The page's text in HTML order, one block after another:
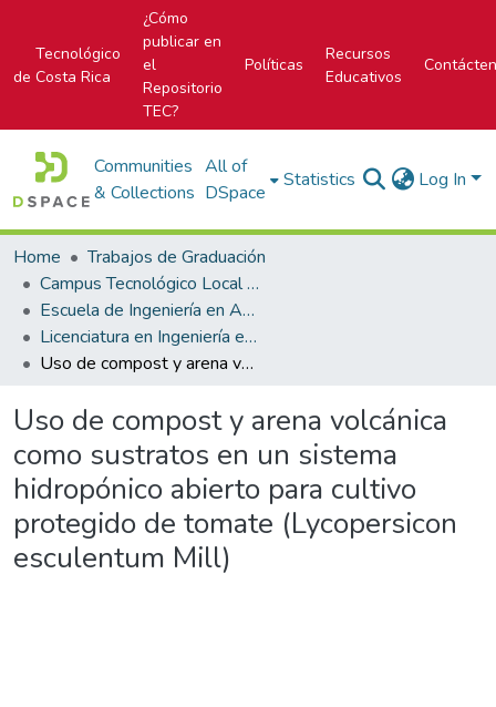
Tecnológico
de Costa Rica
¿Cómo
publicar en
el
Repositorio
TEC?
Políticas
Recursos
Educativos
Communities
& Collections
All of
DSpace
Statistics Log In
Home
Trabajos de Graduación
Campus Tecnológico Local San Carlos
Escuela de Ingeniería en Agronomía
Licenciatura en Ingeniería en Agronomía
Uso de compost y arena volcánica como sustratos en un sistema hidropónico abierto para cultivo protegido de tomate (Lycopersicon esculentum Mill)
Uso de compost y arena volcánica
como sustratos en un sistema
hidropónico abierto para cultivo
protegido de tomate (Lycopersicon
esculentum Mill)